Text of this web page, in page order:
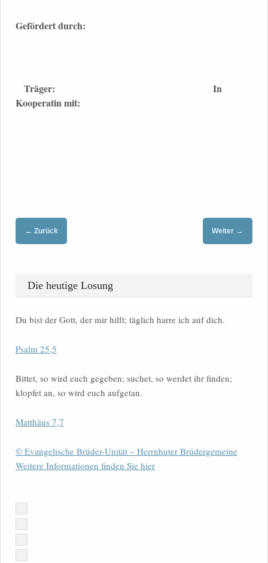
Gefördert durch:
Träger:
In
Kooperatin mit:
← Zurück Weiter →
Die heutige Losung
Du bist der Gott, der mir hilft; täglich harre ich auf dich.
Psalm 25,5
Bittet, so wird euch gegeben; suchet, so werdet ihr finden;
klopfet an, so wird euch aufgetan.
Matthäus 7,7
© Evangelische Brüder-Unität – Herrnhuter Brüdergemeine
Weitere Informationen finden Sie hier